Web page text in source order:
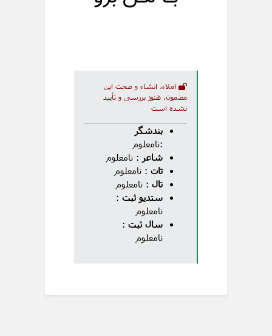
املاء، انشاء و صحت این
مضمون، هنوز بررسی و تأیید
نشده است
بندشگر
:نامعلوم
شاعر : نامعلوم
تات : نامعلوم
تال : نامعلوم
ستدیو ثبت :
نامعلوم
سال ثبت :
نامعلوم